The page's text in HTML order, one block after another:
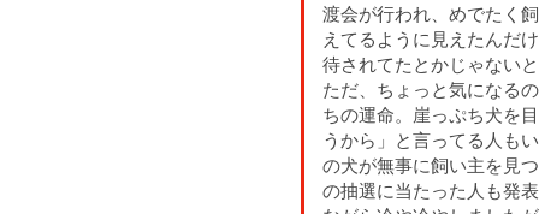
渡会が行われ、めでたく
えてるように見えたんだ
待されてたとかじゃない
ただ、ちょっと気になる
ちの運命。崖っぷち犬を
うから」と言ってる人も
の犬が無事に飼い主を見
の抽選に当たった人も発